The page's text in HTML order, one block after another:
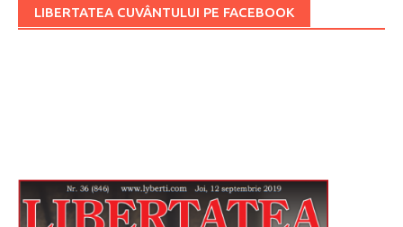
LIBERTATEA CUVÂNTULUI PE FACEBOOK